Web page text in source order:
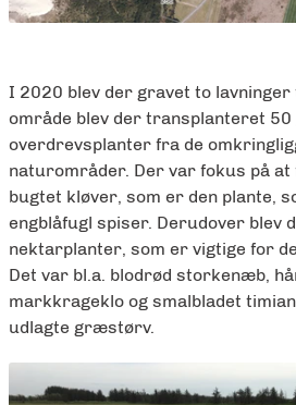
I 2020 blev der gravet to lavninger
område blev der transplanteret
overdrevsplanter fra de
naturområder. Der var fokus på
bugtet kløver, som er den plante,
engblåfugl spiser. Derudover blev
nektarplanter, som er vigtige for
Det var bl.a. blodrød storkenæb,
markkrageklo og smalbladet
udlagte græstørv.